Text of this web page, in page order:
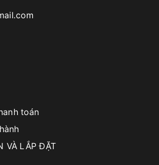
toán
VÀ LẮP ĐẶT